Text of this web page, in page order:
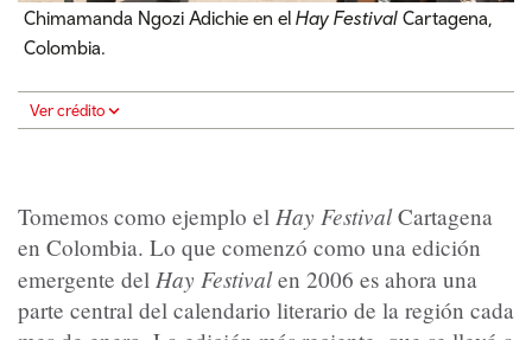
Chimamanda Ngozi Adichie en el Hay Festival Cartagena,
Colombia.
Ver crédito
Tomemos como ejemplo el Hay FestivalCartagena
en Colombia. Lo que comenzó como una edición
emergente del Hay Festivalen 2006 es ahora una
parte central del calendario literario de la región cada